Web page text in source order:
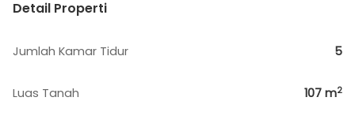
Detail Properti
Jumlah Kamar Tidur 5
Luas Tanah 107 m2